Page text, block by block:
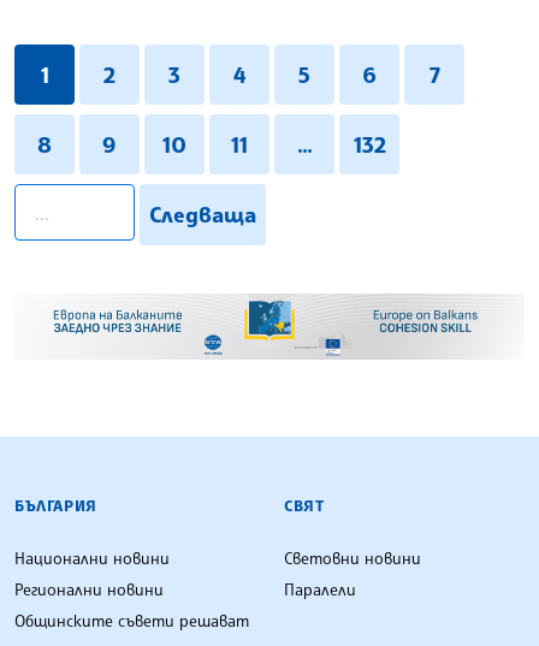
1 2 3 4 5 6 7
8 9 10 11 ... 132
Следваща
БЪЛГАРСКА ТЕЛЕГРАФНА АГЕНЦИЯ
БЪЛГАРИЯ
Национални новини
Регионални новини
Общинските съвети решават
СВЯТ
Световни новини
Паралели